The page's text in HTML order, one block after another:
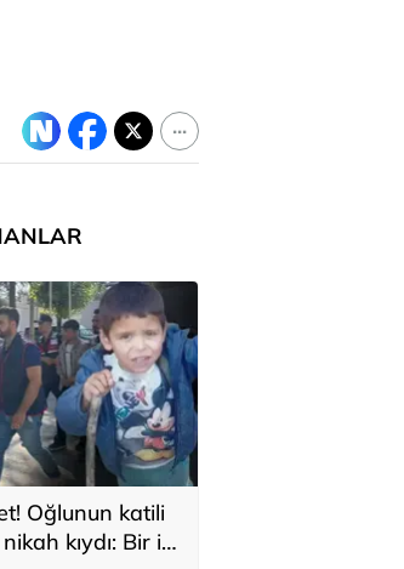
Oğlunun katili
kıydı: Bir iki